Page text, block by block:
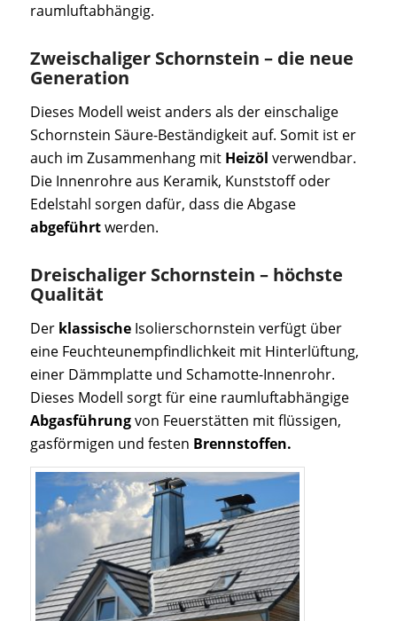
raumluftabhängig.
Zweischaliger Schornstein – die neue
Generation
Dieses Modell weist anders als der einschalige
Schornstein Säure-Beständigkeit auf. Somit ist er
auch im Zusammenhang mit Heizöl verwendbar.
Die Innenrohre aus Keramik, Kunststoff oder
Edelstahl sorgen dafür, dass die Abgase
abgeführtwerden.
Dreischaliger Schornstein – höchste
Qualität
Der klassischeIsolierschornstein verfügt über
eine Feuchteunempfindlichkeit mit Hinterlüftung,
einer Dämmplatte und Schamotte-Innenrohr.
Dieses Modell sorgt für eine raumluftabhängige
Abgasführungvon Feuerstätten mit flüssigen,
gasförmigen und festen Brennstoffen.